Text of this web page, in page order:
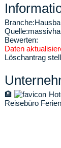
Branche:
Quelle:
Bewerten:
Daten
Löschantrag
🏨
Reisebüro